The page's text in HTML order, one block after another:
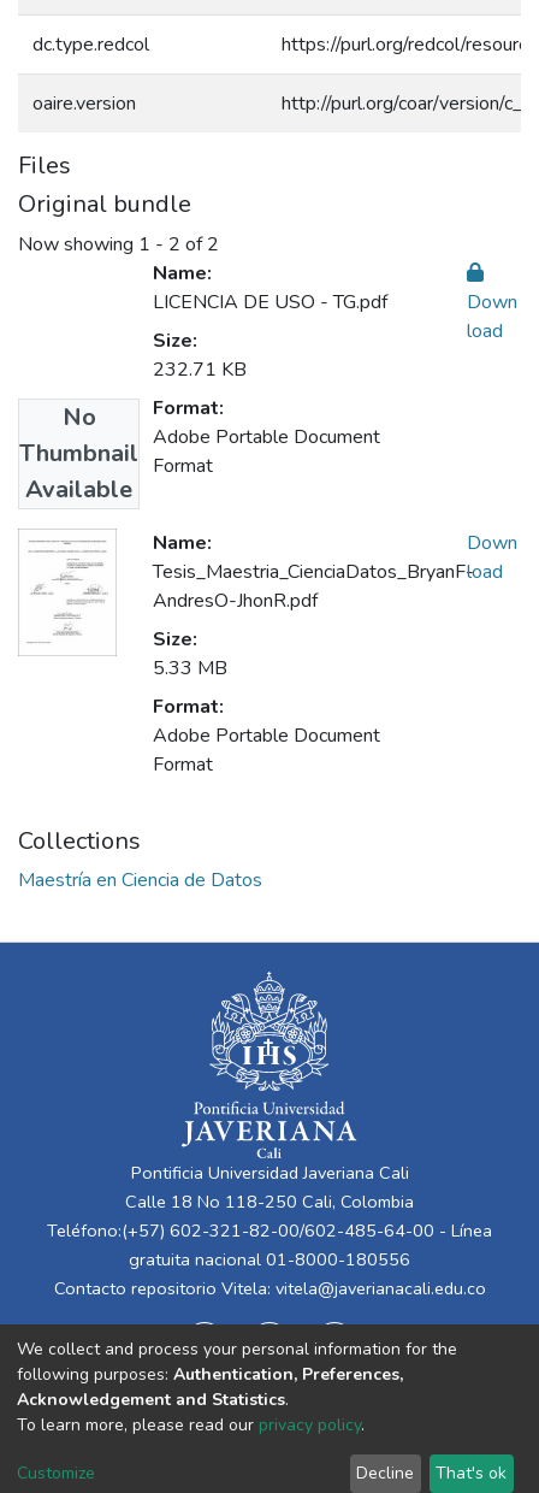
dc.type.redcol https://purl.org/redcol/
oaire.version http://purl.org/coar/version/
Files
Original bundle
Now showing 1 - 2 of 2
No
Thumbnail
Available
Name:
LICENCIA DE USO - TG.pdf
Size:
232.71 KB
Format:
Adobe Portable Document
Format
Down
load
Name:
Tesis_Maestria_CienciaDatos_BryanF-
AndresO-JhonR.pdf
Size:
5.33 MB
Format:
Adobe Portable Document
Format
Down
load
Collections
Maestría en Ciencia de Datos
Pontificia Universidad Javeriana Cali
Calle 18 No 118-250 Cali, Colombia
Teléfono:(+57) 602-321-82-00/602-485-64-00 - Línea
gratuita nacional 01-8000-180556
Contacto repositorio Vitela: vitela@javerianacali.edu.co
Cookie
End User
Send
We collect and process your personal information for the
following purposes: Authentication, Preferences,
Acknowledgement and Statistics.
To learn more, please read our privacy policy.
Customize Decline That's ok